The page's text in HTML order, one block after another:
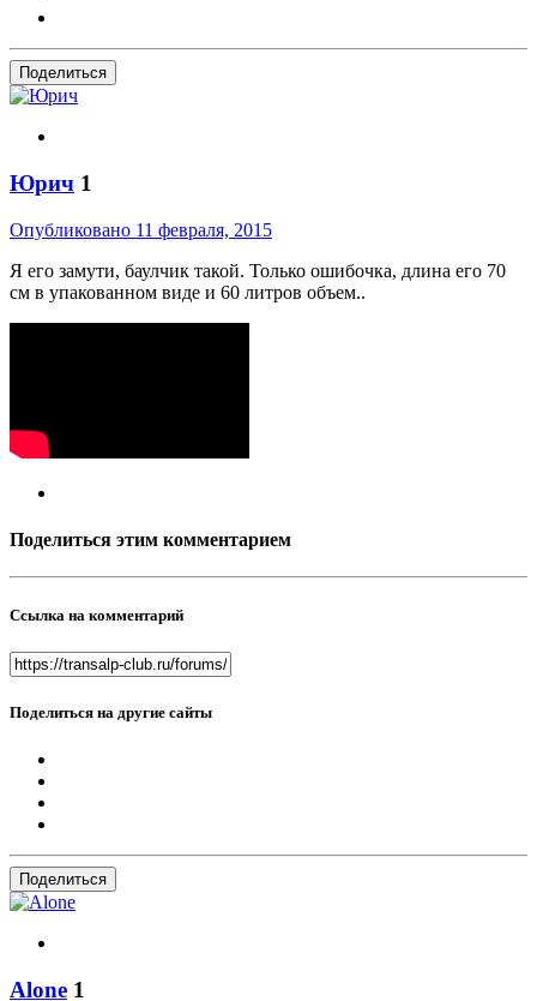
Поделиться
Юрич 1
Опубликовано 11 февраля, 2015
Я его замути, баулчик такой. Только ошибочка, длина его 70
см в упакованном виде и 60 литров объем..
Поделиться этим комментарием
Ссылка на комментарий
Поделиться на другие сайты
Поделиться
Alone 1